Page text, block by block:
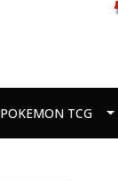
POKEMON TCG